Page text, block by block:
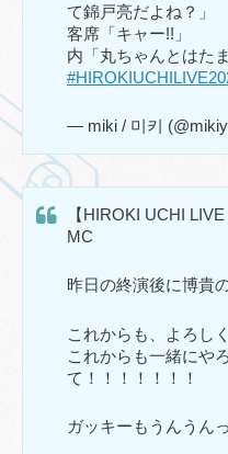
て錦戸亮だよね？」
客席「キャー!!」
内「丸ちゃんとはた
— miki / 미키
【HIROKI UCHI LIVE
MC
昨日の終演後に博貴
これからも、よろし
これからも一緒にや
て！！！！！！！
ガッキーもうんうん